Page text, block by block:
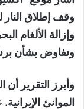
وإزالة الألغام
وتفاوض بشأن
وأبرز التقرير
الموانئ